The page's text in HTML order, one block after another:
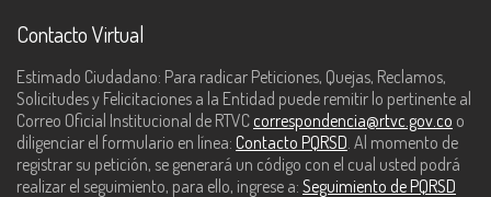
Contacto Virtual
Estimado Ciudadano: Para radicar Peticiones, Quejas, Reclamos,
Solicitudes y Felicitaciones a la Entidad puede remitir lo pertinente al
Correo Oficial Institucional de RTVC correspondencia@rtvc.gov.co o
diligenciar el formulario en línea: Contacto PQRSD. Al momento de
registrar su petición, se generará un código con el cual usted podrá
realizar el seguimiento, para ello, ingrese a: Seguimiento de PQRSD